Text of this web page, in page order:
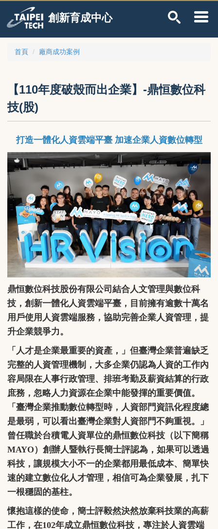
主
要
創新育成中心
首頁 廠商成功案例
【110年度破殼而出企業】-鼎恒數位科
技(股)
打造一體化人資雲端平臺 加速企業人資數位轉型
鼎恒數位科技股份有限公司結合人文管理與數位科
技，創新一體化人資雲端平臺，目前擁有逾數十萬名
用戶使用人資雲端服務，協助完善企業人資管理，提
升企業競爭力。
「人才是企業最重要的資產，」但臺灣企業普遍缺乏
完整的人資管理機制，大多企業仍認為人資的工作內
容局限在人事行政管理、排班考勤及薪資結算的行政
庶務，忽略人力資源在企業中能發揮的重要價值。
「臺灣企業推動數位轉型時，人資部門資訊化程度總
是最弱，可以看出臺灣企業對人資部門不夠重視。」
曾任職於台積電人資單位的鼎恒數位科技（以下簡稱
MAYO）創辦人暨執行長簡士評認為，如果可以透過
科技，讓規模大小不一的企業都用最低成本、簡單快
速的建立數位化人才管理，相信可為企業發展，扎下
一根穩固的基柱。
懷抱這樣的使命，簡士評毅然決然放棄科技業的高薪
工作，在102年成立鼎恒數位科技，專注於人資雲端